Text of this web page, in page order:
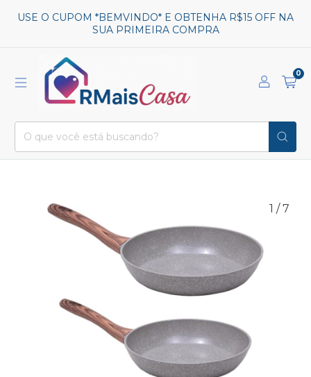
USE O CUPOM *BEMVINDO* E OBTENHA R$15 OFF NA
SUA PRIMEIRA COMPRA
0
1 /7